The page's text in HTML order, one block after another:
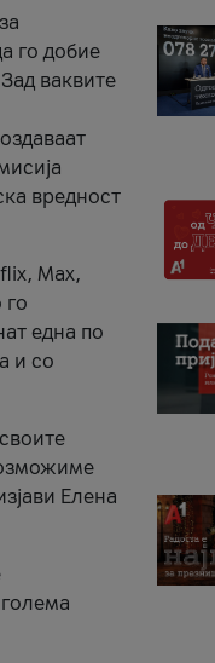
го добие
ваквите
вредност
Max,
го
една по
и со
Елена